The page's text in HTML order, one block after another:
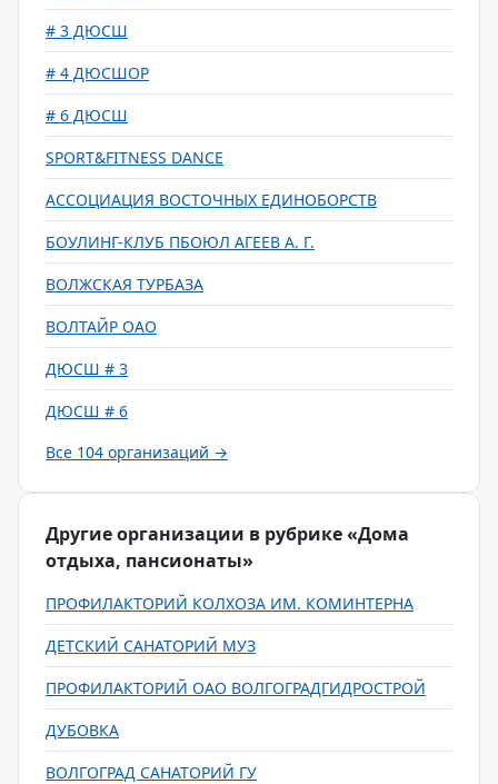
# 3 ДЮСШ
# 4 ДЮСШОР
# 6 ДЮСШ
SPORT&FITNESS DANCE
АССОЦИАЦИЯ ВОСТОЧНЫХ ЕДИНОБОРСТВ
БОУЛИНГ-КЛУБ ПБОЮЛ АГЕЕВ А. Г.
ВОЛЖСКАЯ ТУРБАЗА
ВОЛТАЙР ОАО
ДЮСШ # 3
ДЮСШ # 6
Все 104 организаций →
Другие организации в рубрике «Дома
отдыха, пансионаты»
ПРОФИЛАКТОРИЙ КОЛХОЗА ИМ. КОМИНТЕРНА
ДЕТСКИЙ САНАТОРИЙ МУЗ
ПРОФИЛАКТОРИЙ ОАО ВОЛГОГРАДГИДРОСТРОЙ
ДУБОВКА
ВОЛГОГРАД САНАТОРИЙ ГУ